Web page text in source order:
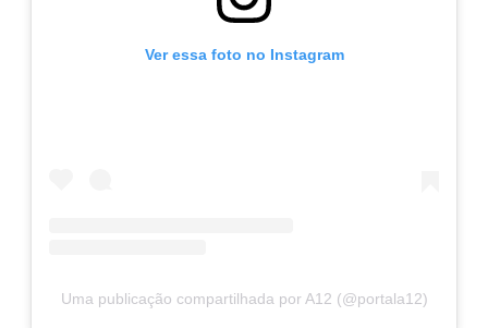
Ver essa foto no Instagram
Uma publicação compartilhada por A12 (@portala12)